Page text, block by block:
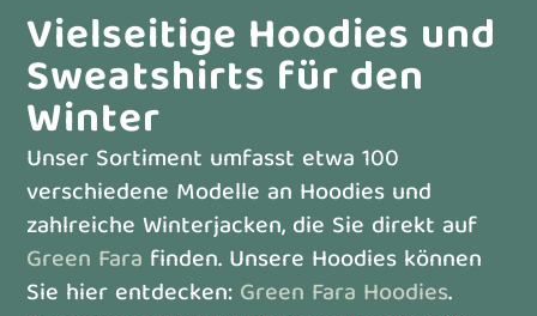
Vielseitige Hoodies und
Sweatshirts für den
Winter
Unser Sortiment umfasst etwa 100
verschiedene Modelle an Hoodies und
zahlreiche Winterjacken, die Sie direkt auf
Green Fara finden. Unsere Hoodies können
Sie hier entdecken: Green Fara Hoodies.